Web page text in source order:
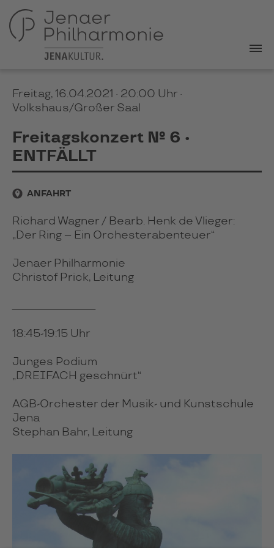
Freitag, 16.04.2021 · 20:00 Uhr ·
Volkshaus/Großer Saal
Freitagskonzert № 6 •
ENTFÄLLT
ANFAHRT
Richard Wagner / Bearb. Henk de Vlieger:
„Der Ring – Ein Orchesterabenteuer“
Jenaer Philharmonie
Christof Prick, Leitung
18:45-19:15 Uhr
Junges Podium
„DREIFACH geschnürt“
AGB-Orchester der Musik- und Kunstschule
Jena
Stephan Bahr, Leitung